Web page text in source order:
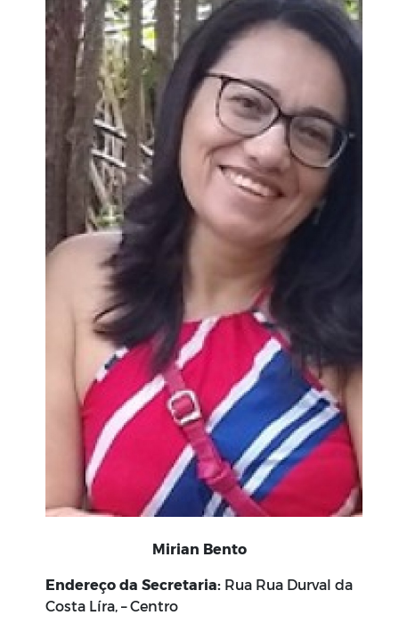
Mirian Bento
Endereço da Secretaria: Rua Rua Durval da
Costa Líra, – Centro